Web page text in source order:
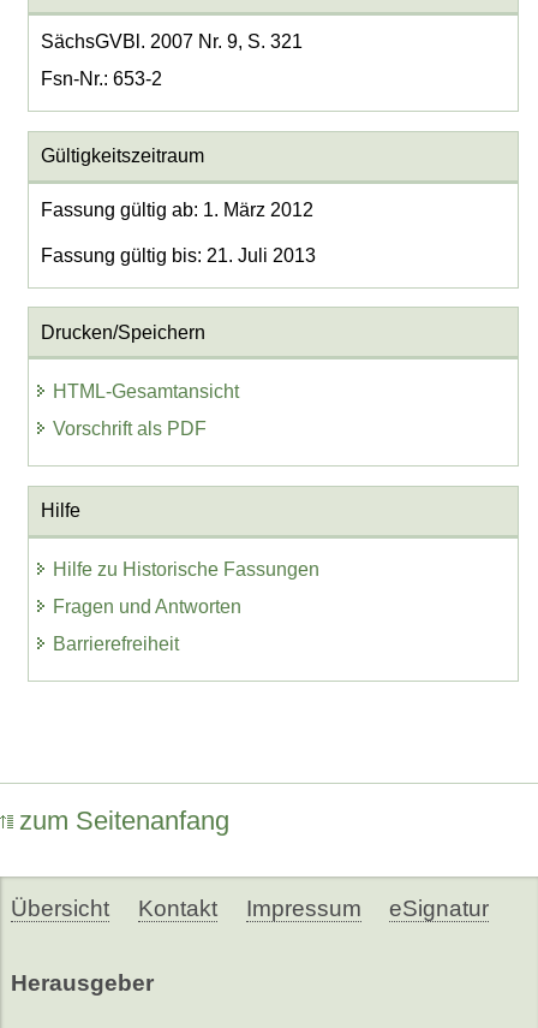
SächsGVBl. 2007 Nr. 9, S. 321
Fsn-Nr.: 653-2
Gültigkeitszeitraum
Fassung gültig ab: 1. März 2012
Fassung gültig bis: 21. Juli 2013
Drucken/Speichern
HTML-Gesamtansicht
Vorschrift als PDF
Hilfe
Hilfe zu Historische Fassungen
Fragen und Antworten
Barrierefreiheit
zum Seitenanfang
Übersicht Kontakt Impressum eSignatur
Herausgeber